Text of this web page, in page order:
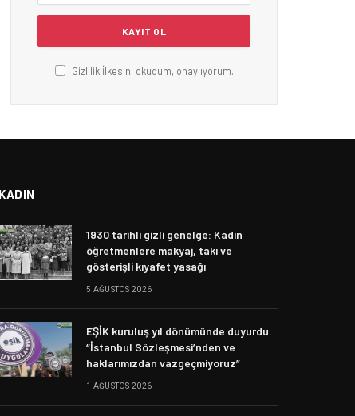
Gizlilik İlkesini okudum, onaylıyorum.
KADIN
1930 tarihli gizli genelge: Kadın
öğretmenlere makyaj, takı ve
gösterişli kıyafet yasağı
5 AĞUSTOS 2026
EŞİK kuruluş yıl dönümünde duyurdu:
“İstanbul Sözleşmesi’nden ve
haklarımızdan vazgeçmiyoruz”
1 AĞUSTOS 2026